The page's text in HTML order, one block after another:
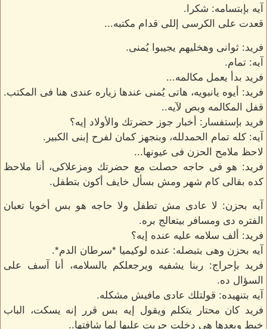
آيه بإبتسامه: شكرا.
قعدت على الكرسى إللى قدام مكتبه...
فريد: ثوانى وهخليهم يجيبوا يُمنى.
آيه: تمام.
فريد بدأ يعمل مكالمه...
فريد: أيوه يانبويه، هاتى يُمنى عندها زياره عندى هنا فى المكتب.
قفل المكالمه وبص لآيه..
فريد بإستفسار: أخبار جوز حضرتك والأولاد إيه؟
آيه: كله تمام الحمدلله، وبنجهز كمان لفرح إبنى الكبير.
لاحظ ملامح الحزن فى عيونها...
فريد: هو فى حاجه حصلت مع حضرتك ومزعلاكى، أنا ملاحظ
كده بقالى كام شهر ومش بسأل خايف أكون بتطفل.
آيه بحزن: لا عادى مش تطفل ولا حاجه هو بس أخويا تعبان
الفتره دى ومسافر بيتعالج بره.
فريد: ألف سلامه عليه عنده إيه؟
آيه بحزن وهى بتبصله: عنده لوكيميا *سرطان الدم*.
فريد بإحراج: ربنا يشفيه ويرجعلكم بالسلامه، أنا آسف على
السؤال ده.
آيه بتنهيده: قولتلك عادى مافيش مشكله.
فريد كان محتار يتكلم ويقول إيه بس قرر إنه يسكت، الباب
خبط وبعدها هى دخلت جريت عليها لما شافتها..